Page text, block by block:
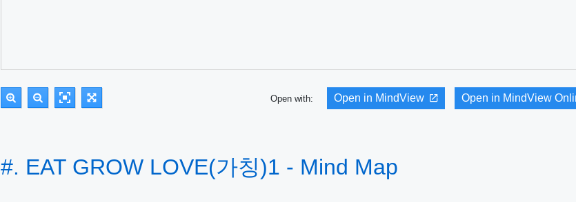
Open with: Open in MindView Open in MindView
#. EAT GROW LOVE(가칭)1 - Mind Map